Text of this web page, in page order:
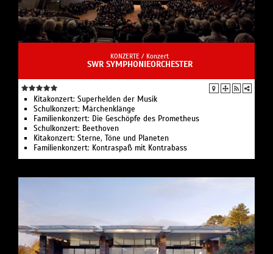
KONZERTE / Konzert
SWR SYMPHONIEORCHESTER
Kitakonzert: Superhelden der Musik
Schulkonzert: Märchenklänge
Familienkonzert: Die Geschöpfe des Prometheus
Schulkonzert: Beethoven
Kitakonzert: Sterne, Töne und Planeten
Familienkonzert: Kontraspaß mit Kontrabass